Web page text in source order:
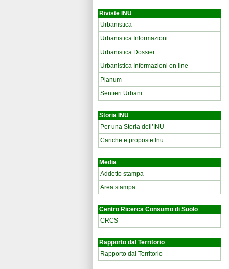
Riviste INU
Urbanistica
Urbanistica Informazioni
Urbanistica Dossier
Urbanistica Informazioni on line
Planum
Sentieri Urbani
Storia INU
Per una Storia dell’INU
Cariche e proposte Inu
Media
Addetto stampa
Area stampa
Centro Ricerca Consumo di Suolo
CRCS
Rapporto dal Territorio
Rapporto dal Territorio